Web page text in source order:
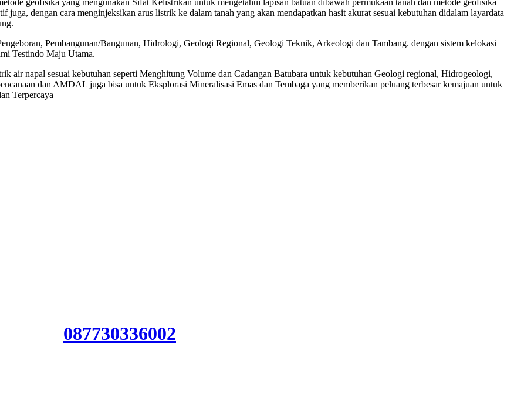
geofisika yang mengunakan Sifat Kelistrikan untuk mengetahui lapisan batuan dibawah permukaan tanah dan metode geofisika
dengan cara menginjeksikan arus listrik ke dalam tanah yang akan mendapatkan hasit akurat sesuai kebutuhan didalam layardata
Pembangunan/Bangunan, Hidrologi, Geologi Regional, Geologi Teknik, Arkeologi dan Tambang. dengan sistem kelokasi
Testindo Maju Utama.
air napal sesuai kebutuhan seperti Menghitung Volume dan Cadangan Batubara untuk kebutuhan Geologi regional, Hidrogeologi,
dan AMDAL juga bisa untuk Eksplorasi Mineralisasi Emas dan Tembaga yang memberikan peluang terbesar kemajuan untuk
Terpercaya
087730336002